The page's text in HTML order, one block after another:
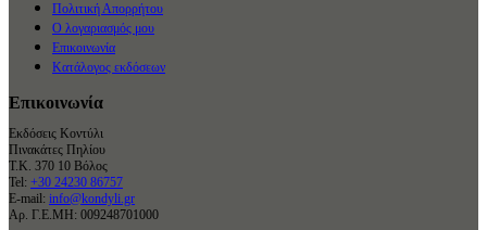
Πολιτική Απορρήτου
Ο λογαριασμός μου
Επικοινωνία
Κατάλογος εκδόσεων
Επικοινωνία
Εκδόσεις Κοντύλι
Πινακάτες Πηλίου
Τ.Κ. 370 10 Βόλος
Tel: +30 24230 86757
E-mail: info@kondyli.gr
Αρ. Γ.Ε.ΜΗ: 009248701000